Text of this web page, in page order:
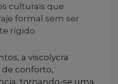
culturais que
formal sem ser
rígido.
a viscolycra
conforto,
tornando-se uma